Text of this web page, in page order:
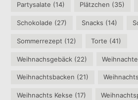
Partysalate (14) Plätzchen (35)
Schokolade (27) Snacks (14)
Sommerrezept (12) Torte (41)
Weihnachsgebäck (22)
Weihnachtsbacken (21)
Weihnachts Kekse (17)